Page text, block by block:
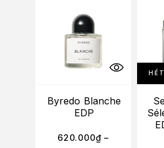
Byredo Blanche
EDP
620.000₫ –